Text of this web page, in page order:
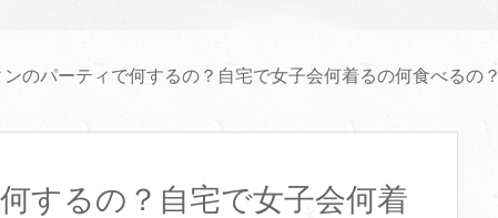
のパーティで何するの？自宅で女子会何着るの何食べるの？
するの？自宅で女子会何着